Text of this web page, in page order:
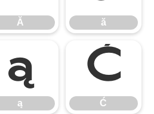
Ă ă
ą
ą
Ć
Ć